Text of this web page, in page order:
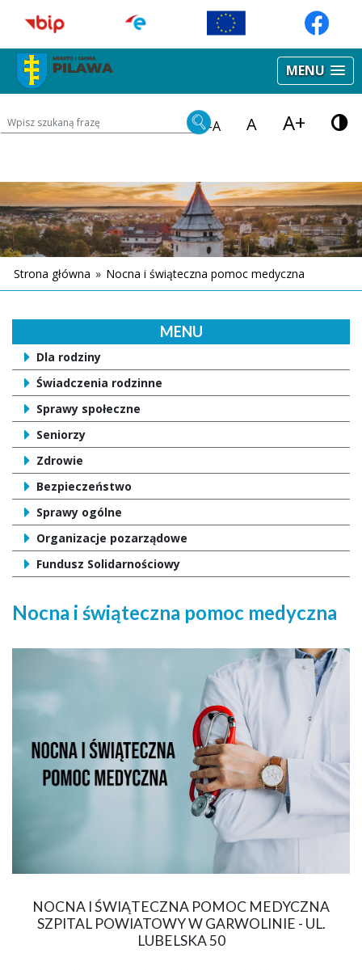
MENU
Wyszukiwarka treści na stronie -A A A+
Strona główna » Nocna i świąteczna pomoc medyczna
MENU
Dla rodziny
Świadczenia rodzinne
Sprawy społeczne
Seniorzy
Zdrowie
Bezpieczeństwo
Sprawy ogólne
Organizacje pozarządowe
Fundusz Solidarnościowy
Nocna i świąteczna pomoc medyczna
NOCNA I ŚWIĄTECZNA POMOC MEDYCZNA
SZPITAL POWIATOWY W GARWOLINIE - UL.
LUBELSKA 50